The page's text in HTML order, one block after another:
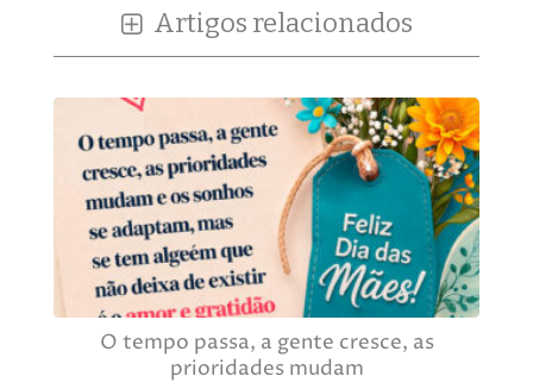
Artigos relacionados
O tempo passa, a gente cresce, as
prioridades mudam